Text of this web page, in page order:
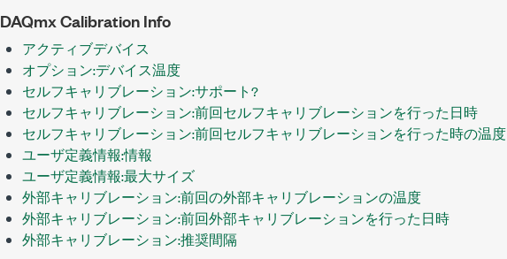
DAQmx Calibration Info
アクティブデバイス
オプション:デバイス温度
セルフキャリブレーション:サポート?
セルフキャリブレーション:前回セルフキャリブレーションを行った日時
セルフキャリブレーション:前回セルフキャリブレーションを行った時の温度
ユーザ定義情報:情報
ユーザ定義情報:最大サイズ
外部キャリブレーション:前回の外部キャリブレーションの温度
外部キャリブレーション:前回外部キャリブレーションを行った日時
外部キャリブレーション:推奨間隔